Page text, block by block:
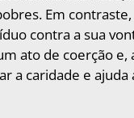
Em
contra a sua
ato de coerção e,
a caridade e ajuda